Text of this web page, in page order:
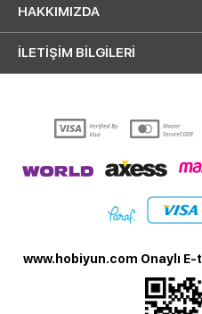
HAKKIMIZDA
İLETİŞİM BİLGİLERİ
www.hobiyun.com Onaylı